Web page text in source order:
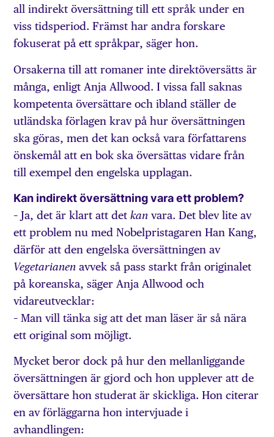
all indirekt översättning till ett språk under en
viss tidsperiod. Främst har andra forskare
fokuserat på ett språkpar, säger hon.
Orsakerna till att romaner inte direktöversätts är
många, enligt Anja Allwood. I vissa fall saknas
kompetenta översättare och ibland ställer de
utländska förlagen krav på hur översättningen
ska göras, men det kan också vara författarens
önskemål att en bok ska över­sättas vidare från
till exempel den engelska upplagan.
Kan indirekt översättning vara ett problem?
– Ja, det är klart att detkan vara. Det blev lite av
ett problem nu med Nobelpristagaren Han Kang,
därför att den engelska översättningen av
Vegetarianen avvek så pass starkt från originalet
på koreanska, säger Anja Allwood och
vidareutvecklar:
– Man vill tänka sig att det man läser är så nära
ett original som möjligt.
Mycket beror dock på hur den mellanliggande
översättningen är gjord och hon upplever att de
översättare hon studerat är skickliga. Hon citerar
en av förläggarna hon intervjuade i
avhandlingen: